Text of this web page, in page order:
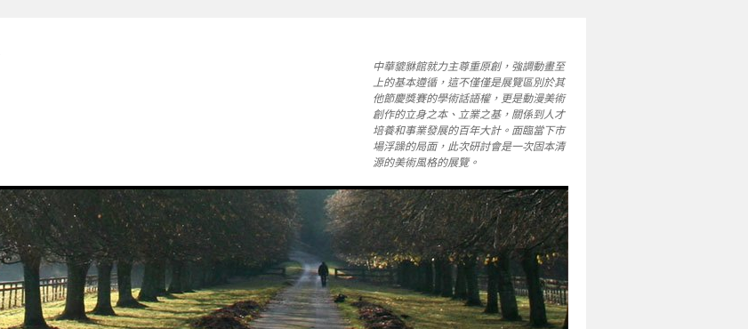
中華貔貅館就力主尊重原創，強調動畫至
上的基本遵循，這不僅僅是展覽區別於其
他節慶獎賽的學術話語權，更是動漫美術
創作的立身之本、立業之基，關係到人才
培養和事業發展的百年大計。面臨當下市
場浮躁的局面，此次研討會是一次固本清
源的美術風格的展覽。